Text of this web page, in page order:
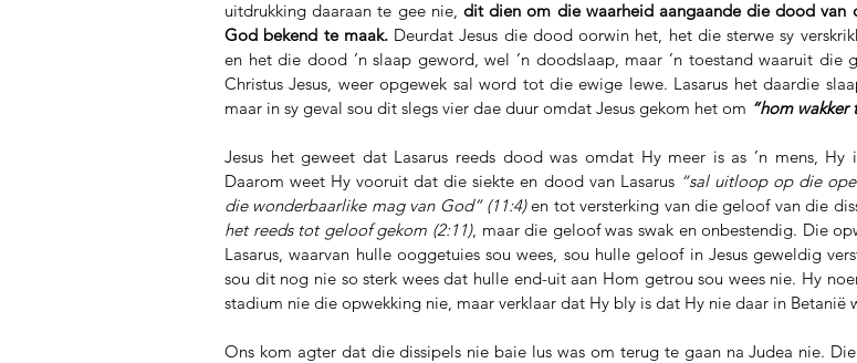
uitdrukking daaraan te gee nie, dit dien om die waarheid aangaande die dood van
God bekend te maak. Deurdat Jesus die dood oorwin het, het die sterwe sy
en het die dood ’n slaap geword, wel ’n doodslaap, maar ’n toestand waaruit die
Christus Jesus, weer opgewek sal word tot die ewige lewe. Lasarus het daardie
maar in sy geval sou dit slegs vier dae duur omdat Jesus gekom het om “hom wakker
Jesus het geweet dat Lasarus reeds dood was omdat Hy meer is as ’n mens, Hy
Daarom weet Hy vooruit dat die siekte en dood van Lasarus “sal uitloop op die
die wonderbaarlike mag van God” (11:4) en tot versterking van die geloof van die
het reeds tot geloof gekom (2:11), maar die geloof was swak en onbestendig. Die
Lasarus, waarvan hulle ooggetuies sou wees, sou hulle geloof in Jesus geweldig
sou dit nog nie so sterk wees dat hulle end-uit aan Hom getrou sou wees nie. Hy
stadium nie die opwekking nie, maar verklaar dat Hy bly is dat Hy nie daar in Betanië
Ons kom agter dat die dissipels nie baie lus was om terug te gaan na Judea nie.